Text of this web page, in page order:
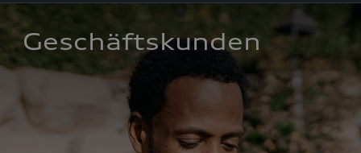
Geschäftskunden